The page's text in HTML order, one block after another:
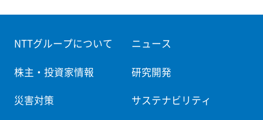
NTTグループについて ニュース
株主・投資家情報 研究開発
災害対策 サステナビリティ